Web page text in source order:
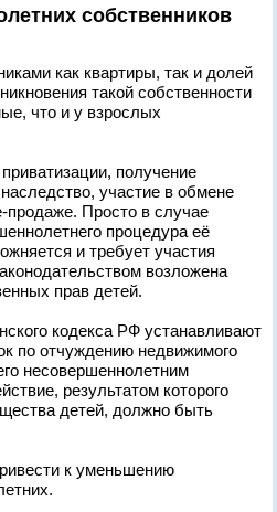
собственников
как квартиры, так и долей
такой собственности
что и у взрослых
получение
участие в обмене
продаже. Просто в случае
процедура её
и требует участия
возложена
прав детей.
кодекса РФ устанавливают
по отчуждению недвижимого
несовершеннолетним
результатом которого
детей, должно быть
к уменьшению